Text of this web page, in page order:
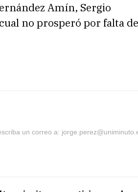
Amín, Sergio
no prosperó por falta de
un correo a: